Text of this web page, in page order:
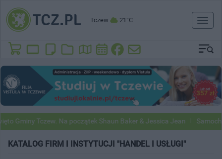
Tczew 21°C
Toggle
Gminy Tczew. Na początek Shaun Baker & Jessica Jean
KATALOG FIRM I INSTYTUCJI "HANDEL I USŁUGI"